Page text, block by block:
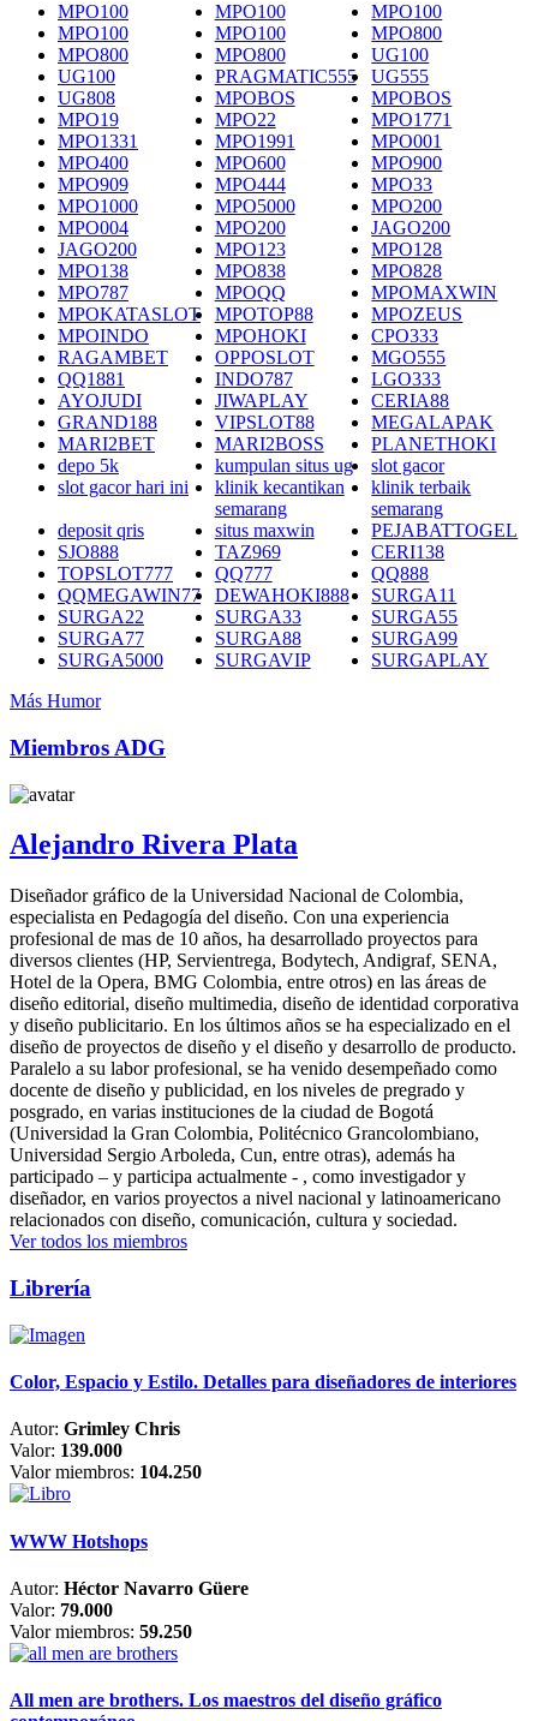
MPO100 MPO100
MPO100
MPO100
MPO100
MPO800
MPO800
MPO800
UG100
UG100
PRAGMATIC555
UG555
UG808
MPOBOS
MPOBOS
MPO19
MPO22
MPO1771
MPO1331
MPO1991
MPO001
MPO400
MPO600
MPO900
MPO909
MPO444
MPO33
MPO1000
MPO5000
MPO200
MPO004
MPO200
JAGO200
JAGO200
MPO123
MPO128
MPO138
MPO838
MPO828
MPO787
MPOQQ
MPOMAXWIN
MPOKATASLOT
MPOTOP88
MPOZEUS
MPOINDO
MPOHOKI
CPO333
RAGAMBET
OPPOSLOT
MGO555
QQ1881
INDO787
LGO333
AYOJUDI
JIWAPLAY
CERIA88
GRAND188
VIPSLOT88
MEGALAPAK
MARI2BET
MARI2BOSS
PLANETHOKI
depo 5k
kumpulan situs ug
slot gacor
slot gacor hari ini
klinik kecantikan
semarang
klinik terbaik
semarang
deposit qris
situs maxwin
PEJABATTOGEL
SJO888
TAZ969
CERI138
TOPSLOT777
QQ777
QQ888
QQMEGAWIN77
DEWAHOKI888
SURGA11
SURGA22
SURGA33
SURGA55
SURGA77
SURGA88
SURGA99
SURGA5000
SURGAVIP
SURGAPLAY
Más Humor
Miembros ADG
Alejandro Rivera Plata
Diseñador gráfico de la Universidad Nacional de Colombia,
especialista en Pedagogía del diseño. Con una experiencia
profesional de mas de 10 años, ha desarrollado proyectos para
diversos clientes (HP, Servientrega, Bodytech, Andigraf, SENA,
Hotel de la Opera, BMG Colombia, entre otros) en las áreas de
diseño editorial, diseño multimedia, diseño de identidad corporativa
y diseño publicitario. En los últimos años se ha especializado en el
diseño de proyectos de diseño y el diseño y desarrollo de producto.
Paralelo a su labor profesional, se ha venido desempeñado como
docente de diseño y publicidad, en los niveles de pregrado y
posgrado, en varias instituciones de la ciudad de Bogotá
(Universidad la Gran Colombia, Politécnico Grancolombiano,
Universidad Sergio Arboleda, Cun, entre otras), además ha
participado – y participa actualmente - , como investigador y
diseñador, en varios proyectos a nivel nacional y latinoamericano
relacionados con diseño, comunicación, cultura y sociedad.
Ver todos los miembros
Librería
Color, Espacio y Estilo. Detalles para diseñadores de interiores
Autor: Grimley Chris
Valor: 139.000
Valor miembros: 104.250
WWW Hotshops
Autor: Héctor Navarro Güere
Valor: 79.000
Valor miembros: 59.250
All men are brothers. Los maestros del diseño gráfico